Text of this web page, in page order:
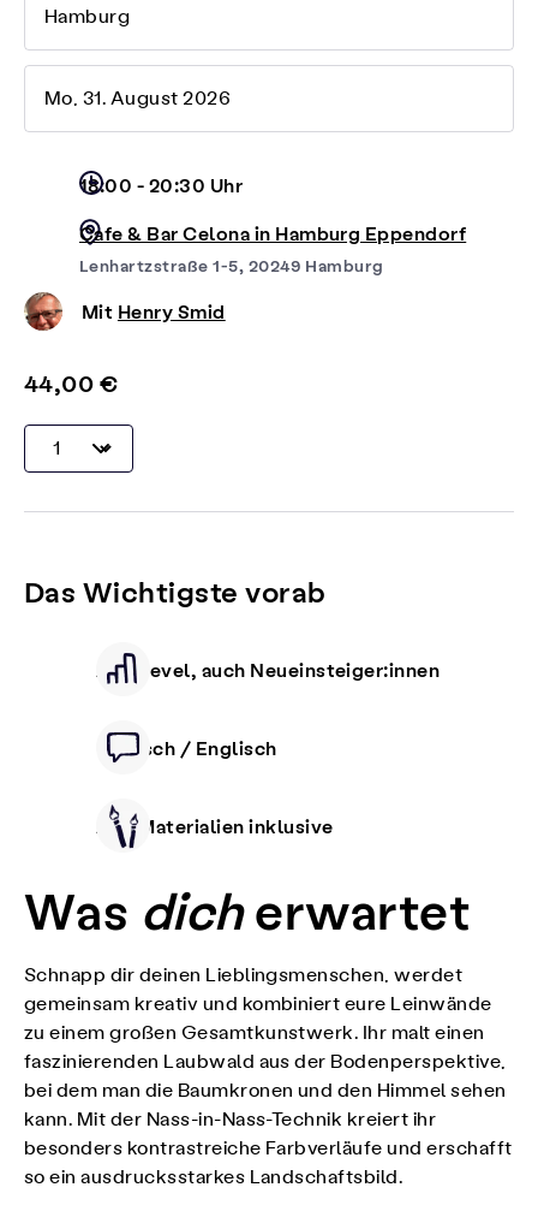
Hamburg
Mo, 31. August 2026
18:00 - 20:30 Uhr
Cafe & Bar Celona in Hamburg Eppendorf
Lenhartzstraße 1-5, 20249 Hamburg
Mit Henry Smid
44,00 €
Das Wichtigste vorab
Alle Level, auch Neueinsteiger:innen
Deutsch / Englisch
Alle Materialien inklusive
Was dicherwartet
Schnapp dir deinen Lieblingsmenschen, werdet
gemeinsam kreativ und kombiniert eure Leinwände
zu einem großen Gesamtkunstwerk. Ihr malt einen
faszinierenden Laubwald aus der Bodenperspektive,
bei dem man die Baumkronen und den Himmel sehen
kann. Mit der Nass-in-Nass-Technik kreiert ihr
besonders kontrastreiche Farbverläufe und erschafft
so ein ausdrucksstarkes Landschaftsbild.